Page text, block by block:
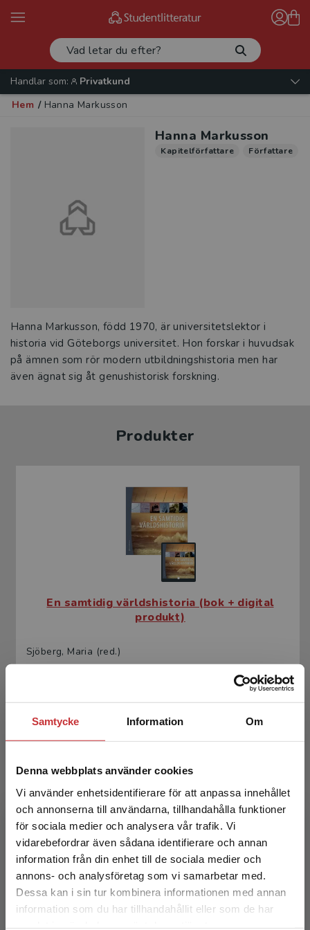
Samtycke Information Om
Denna webbplats använder cookies
Vi använder enhetsidentifierare för att anpassa innehållet
och annonserna till användarna, tillhandahålla funktioner
för sociala medier och analysera vår trafik. Vi
vidarebefordrar även sådana identifierare och annan
information från din enhet till de sociala medier och
annons- och analysföretag som vi samarbetar med.
Dessa kan i sin tur kombinera informationen med annan
information som du har tillhandahållit eller som de har
Begränsad fraktregion
Det verkar som att du besöker
Handlar som:
Privatkund
Hem / Hanna Markusson
Hanna Markusson
Kapitelförfattare Författare
Hanna Markusson, född 1970, är universitetslektor i
historia vid Göteborgs universitet. Hon forskar i huvudsak
på ämnen som rör modern utbildningshistoria men har
även ägnat sig åt genushistorisk forskning.
Produkter
En samtidig världshistoria (bok + digital
produkt)
Sjöberg, Maria (red.)
Undantagsmänniskor
Norrhem, Svante m.fl.
329 krinkl. moms
Exkl. moms: 310 kr